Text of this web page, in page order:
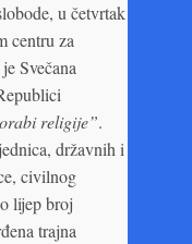
u četvrtak
centru za
Svečana
religije”.
državnih i
civilnog
lijep broj
trajna